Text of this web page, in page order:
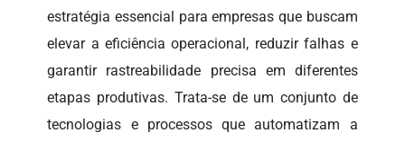
estratégia essencial para empresas que buscam
elevar a eficiência operacional, reduzir falhas e
garantir rastreabilidade precisa em diferentes
etapas produtivas. Trata-se de um conjunto de
tecnologias e processos que automatizam a